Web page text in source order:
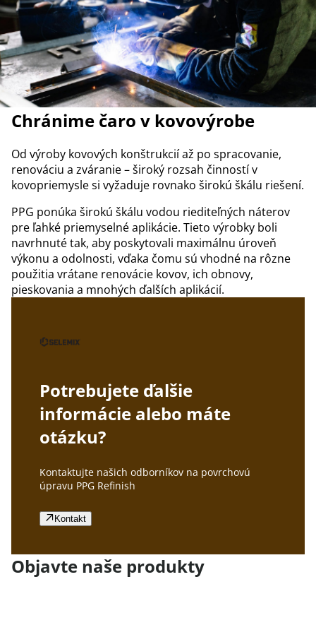
Chránime čaro v kovovýrobe
Od výroby kovových konštrukcií až po spracovanie,
renováciu a zváranie – široký rozsah činností v
kovopriemysle si vyžaduje rovnako širokú škálu riešení.
PPG ponúka širokú škálu vodou riediteľných náterov
pre ľahké priemyselné aplikácie. Tieto výrobky boli
navrhnuté tak, aby poskytovali maximálnu úroveň
výkonu a odolnosti, vďaka čomu sú vhodné na rôzne
použitia vrátane renovácie kovov, ich obnovy,
pieskovania a mnohých ďalších aplikácií.
Potrebujete ďalšie
informácie alebo máte
otázku?
Kontaktujte našich odborníkov na povrchovú
úpravu PPG Refinish
Kontakt
Objavte naše produkty